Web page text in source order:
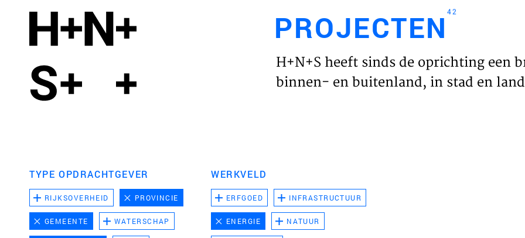
HOME
PROJECTEN 42
H+N+S heeft sinds de oprichting een
binnen- en buitenland, in stad en
TYPE OPDRACHTGEVER
RIJKSOVERHEID PROVINCIE
GEMEENTE WATERSCHAP
WERKVELD
ERFGOED INFRASTRUCTUUR
ENERGIE NATUUR